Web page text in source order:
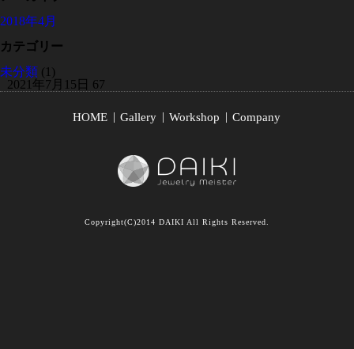
2018年4月
カテゴリー
未分類 (1)
2021年7月15日 67
HOME Gallery Workshop Company
Copyright(C)2014 DAIKI All Rights Reserved.